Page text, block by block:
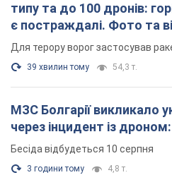
типу та до 100 дронів:
є постраждалі. Фото та
Для терору ворог застосував
39 хвилин тому 54,3 т.
МЗС Болгарії викликало
через інцидент із
Бесіда відбудеться 10 серпня
3 години тому 4,8 т.